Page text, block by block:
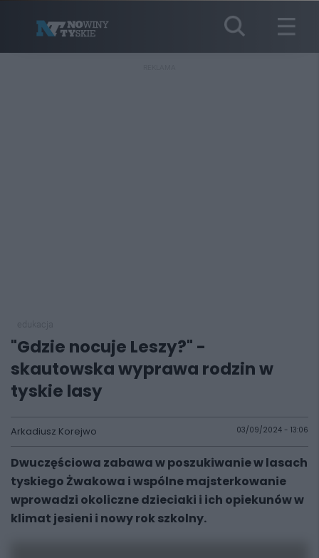
"Gdzie nocuje Leszy?" -
skautowska wyprawa rodzin w
tyskie lasy
Arkadiusz Korejwo 03/09/2024 - 13:06
Dwuczęściowa zabawa w poszukiwanie w lasach
tyskiego Żwakowa i wspólne majsterkowanie
wprowadzi okoliczne dzieciaki i ich opiekunów w
klimat jesieni i nowy rok szkolny.